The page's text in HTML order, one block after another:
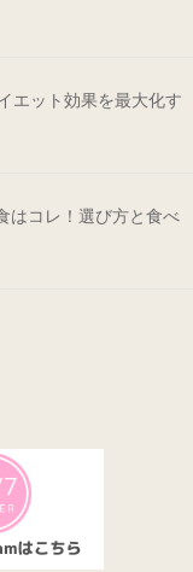
エット効果を最大化す
はコレ！選び方と食べ